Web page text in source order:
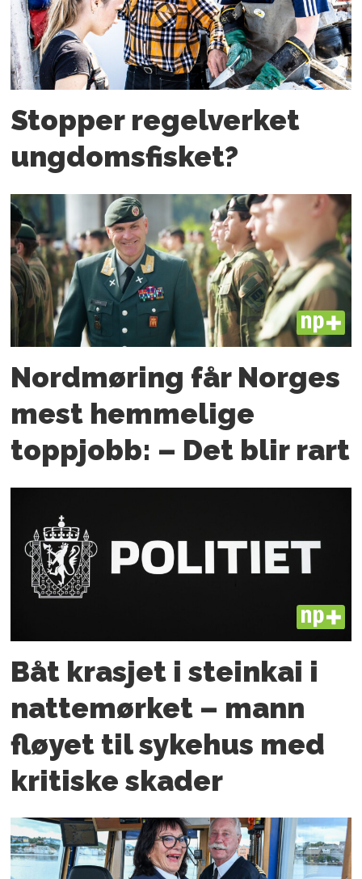
Stopper regelverket
ungdoms­fisket?
PLUS
Nordmøring får Norges
mest hemmelige
toppjobb: – Det blir rart
PLUS
Båt krasjet i steinkai i
nattemørket – mann
fløyet til sykehus med
kritiske skader